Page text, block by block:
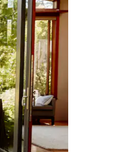
au kutelezesha kidole kwenye ishara.